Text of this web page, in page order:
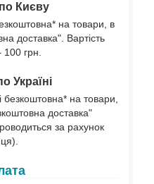
Києву
на товари, в
доставка". Вартість
100 грн.
Україні
безкоштовна* на товари,
доставка"
за рахунок